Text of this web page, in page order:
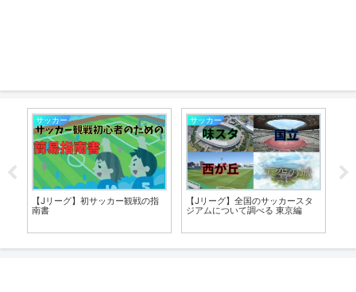
サッカー
【Jリーグ】初サッカー観戦の指
南書
サッカー
【Jリーグ】全国のサッカースタ
ジアムについて調べる 東京編